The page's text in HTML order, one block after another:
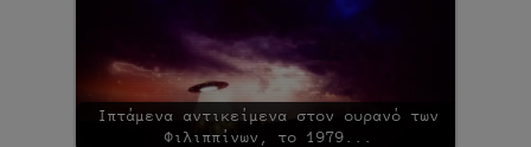
Ιπτάμενα αντικείμενα στον ουρανό των
Φιλιππίνων, το 1979...